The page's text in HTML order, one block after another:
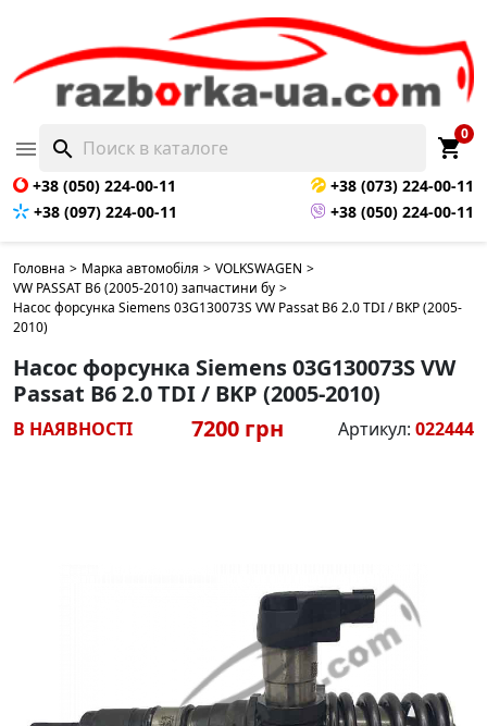
 search shopping_cart
0
+38 (050) 224-00-11
+38 (073) 224-00-11
+38 (097) 224-00-11
+38 (050) 224-00-11
Головна > Марка автомобіля > VOLKSWAGEN >
VW PASSAT B6 (2005-2010) запчастини бу >
Насос форсунка Siemens 03G130073S VW Passat B6 2.0 TDI / BKP (2005-
2010)
Насос форсунка Siemens 03G130073S VW
Passat B6 2.0 TDI / BKP (2005-2010)
В НАЯВНОСТІ 7200 грн Артикул: 022444